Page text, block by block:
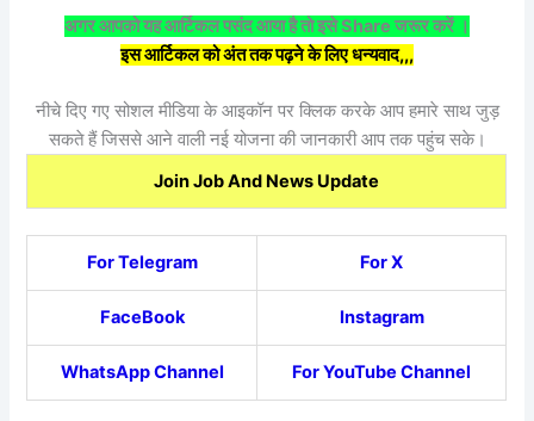
अगर आपको यह आर्टिकल पसंद आया है तो इसे Share जरूर करें ।
इस आर्टिकल को अंत तक पढ़ने के लिए धन्यवाद,,,
नीचे दिए गए सोशल मीडिया के आइकॉन पर क्लिक करके आप हमारे साथ जुड़
सकते हैं जिससे आने वाली नई योजना की जानकारी आप तक पहुंच सके।
Join Job And News Update
For Telegram For X
FaceBook Instagram
WhatsApp Channel For YouTube Channel